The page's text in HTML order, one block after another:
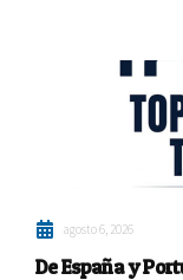
agosto 6, 2026
De España y